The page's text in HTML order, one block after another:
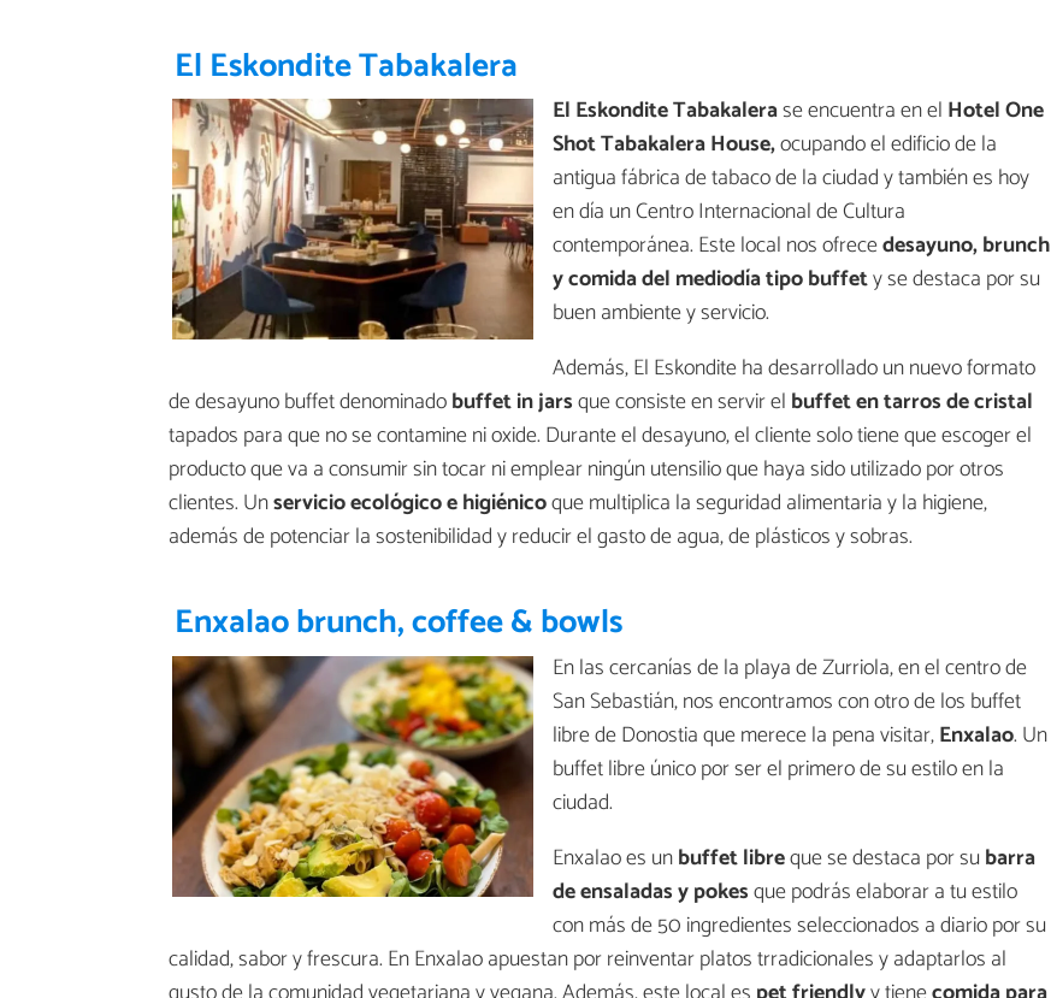
El Eskondite Tabakalera
El Eskondite Tabakalerase encuentra en el Hotel One
Shot Tabakalera House,ocupando el edificio de la
antigua fábrica de tabaco de la ciudad y también es hoy
en día un Centro Internacional de Cultura
contemporánea. Este local nos ofrecedesayuno, brunch
y comida del mediodía tipo buffety se destaca por su
buen ambiente y servicio.
Además, El Eskondite ha desarrollado un nuevo formato
de desayuno buffet denominadobuffet in jarsque consiste en servir el buffet en tarros de cristal
tapados para que no se contamine ni oxide. Durante el desayuno, el cliente solo tiene que escoger el
producto que va a consumir sin tocar ni emplear ningún utensilio que haya sido utilizado por otros
clientes. Unservicio ecológico e higiénicoque multiplica la seguridad alimentaria y la higiene,
además de potenciar la sostenibilidad y reducir el gasto de agua, de plásticos y sobras.
Enxalao brunch, coffee & bowls
En las cercanías de la playa de Zurriola, en el centro de
San Sebastián, nos encontramos con otro de los buffet
libre de Donostia que merece la pena visitar,Enxalao. Un
buffet libre único por ser el primero de su estilo en la
ciudad.
Enxalao es unbuffet libreque se destaca por subarra
de ensaladas y pokesque podrás elaborar a tu estilo
con más de 50 ingredientes seleccionados a diario por su
calidad, sabor y frescura. En Enxalao apuestan por reinventar platos trradicionales y adaptarlos al